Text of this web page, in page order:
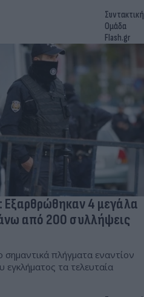
Συντακτική
Ομάδα
Flash.gr
Εξαρθρώθηκαν 4 μεγάλα
από 200 συλλήψεις
σημαντικά πλήγματα εναντίον
τα τελευταία